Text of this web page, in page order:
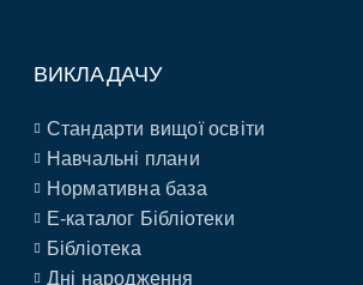
ВИКЛАДАЧУ
Стандарти вищої освіти
Навчальні плани
Нормативна база
E-каталог Бібліотеки
Бібліотека
Дні народження